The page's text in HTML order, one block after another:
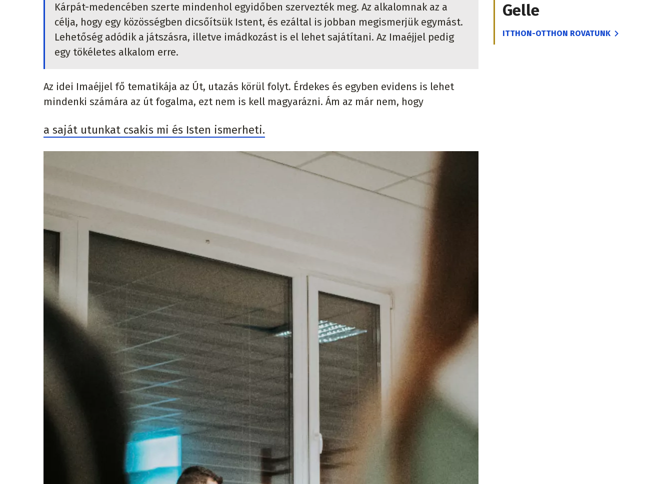
Kárpát-medencében szerte mindenhol egyidőben szervezték meg. Az alkalomnak az a
célja, hogy egy közösségben dicsőítsük Istent, és ezáltal is jobban megismerjük egymást.
Lehetőség adódik a játszásra, illetve imádkozást is el lehet sajátítani. Az Imaéjjel pedig
egy tökéletes alkalom erre.
Az idei Imaéjjel fő tematikája az Út, utazás körül folyt. Érdekes és egyben evidens is lehet
mindenki számára az út fogalma, ezt nem is kell magyarázni. Ám az már nem, hogy
a saját utunkat csakis mi és Isten ismerheti.
Gelle
ITTHON-OTTHON ROVATUNK